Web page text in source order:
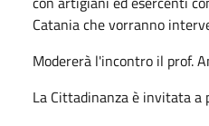
Catania che vorranno
Modererà l'incontro il prof.
La Cittadinanza è invitata a